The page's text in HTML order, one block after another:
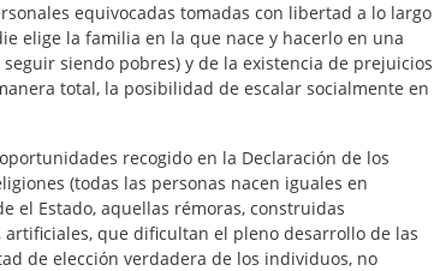
equivocadas tomadas con libertad a lo largo
elige la familia en la que nace y hacerlo en una
siendo pobres) y de la existencia de prejuicios
total, la posibilidad de escalar socialmente en
recogido en la Declaración de los
(todas las personas nacen iguales en
el Estado, aquellas rémoras, construidas
que dificultan el pleno desarrollo de las
de elección verdadera de los individuos, no